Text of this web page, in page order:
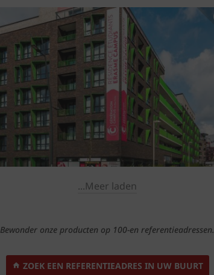
...Meer laden
Bewonder onze producten op 100-en referentieadressen.
ZOEK EEN REFERENTIEADRES IN UW BUURT